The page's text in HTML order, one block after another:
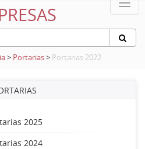
> Portarias> Portarias 2022
2025
2024